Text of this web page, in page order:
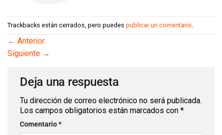
Trackbacks están cerrados, pero puedes publicar un comentario
← Anterior
Siguiente →
Deja una respuesta
Tu dirección de correo electrónico no será publicada.
Los campos obligatorios están marcados con *
Comentario*